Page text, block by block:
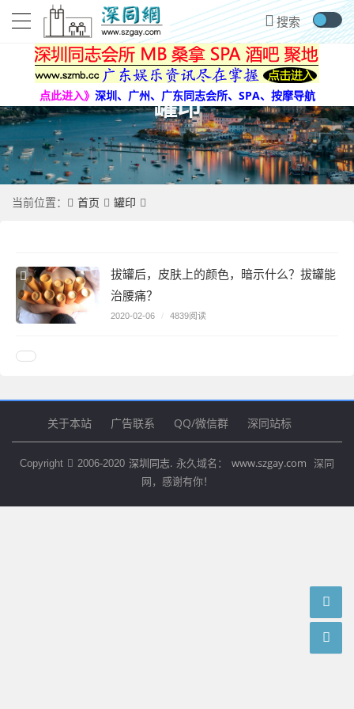
点此进入》 深圳、广州、广东同志会所、SPA、按摩导航
罐印
当前位置： 首页 罐印
拔罐后，皮肤上的颜色，暗示什么？拔罐能
治腰痛？
2020-02-06 / 4839阅读
关于本站 广告联系 QQ/微信群 深同站标
Copyright 2006-2020 深圳同志. 永久域名： www.szgay.com
深同
网，感谢有你！